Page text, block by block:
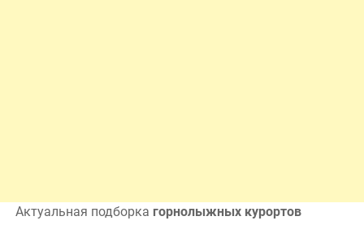
Актуальная подборка горнолыжных курортов